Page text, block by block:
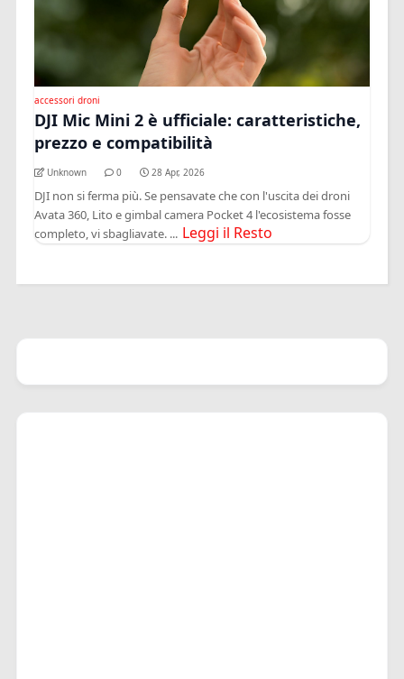
accessori droni
DJI Mic Mini 2 è ufficiale: caratteristiche,
prezzo e compatibilità
Unknown 0 28 Apr, 2026
DJI non si ferma più. Se pensavate che con l'uscita dei droni
Avata 360, Lito e gimbal camera Pocket 4 l'ecosistema fosse
completo, vi sbagliavate. ... Leggi il Resto